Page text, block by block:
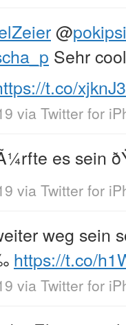
@
Sehr cool
t.co/
via Twitter for
es sein
via Twitter for
weg sein
https://t.co/
via Twitter for